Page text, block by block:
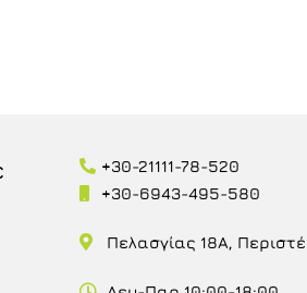
+30-21111-78-520
+30-6943-495-580
Πελασγίας 18Α,